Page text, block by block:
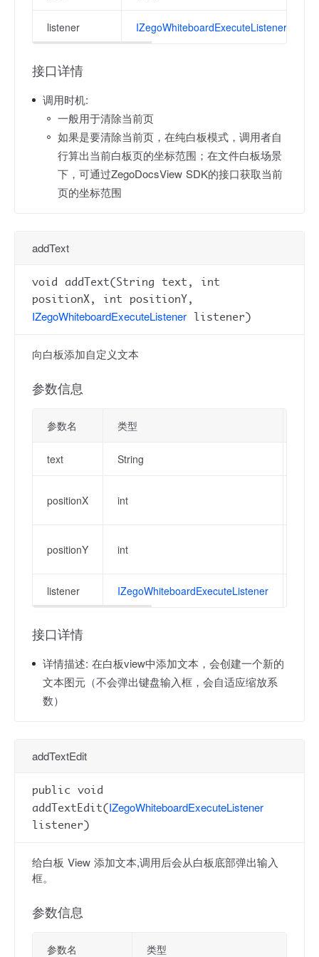
listener IZegoWhiteboardExecuteListener
接口详情
调用时机:
一般用于清除当前页
如果是要清除当前页，在纯白板模式，调用者自
行算出当前白板页的坐标范围；在文件白板场景
下，可通过ZegoDocsView SDK的接口获取当前
页的坐标范围
addText
void addText(String text, int
positionX, int positionY,
IZegoWhiteboardExecuteListener listener)
向白板添加自定义文本
参数信息
参数名 类型
text String
positionX int
positionY int
listener IZegoWhiteboardExecuteListener
接口详情
详情描述: 在白板view中添加文本，会创建一个新的
文本图元（不会弹出键盘输入框，会自适应缩放系
数）
addTextEdit
public void
addTextEdit(IZegoWhiteboardExecuteListener
listener)
给白板 View 添加文本,调用后会从白板底部弹出输入
框。
参数信息
参数名 类型